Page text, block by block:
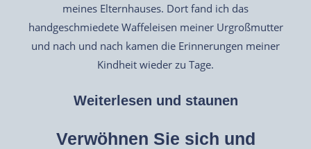
meines Elternhauses. Dort fand ich das
handgeschmiedete Waffeleisen meiner Urgroßmutter
und nach und nach kamen die Erinnerungen meiner
Kindheit wieder zu Tage.
Weiterlesen und staunen
Verwöhnen Sie sich und